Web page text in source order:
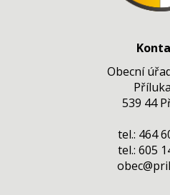
Obecní
539 44
tel.: 464
tel.: 605